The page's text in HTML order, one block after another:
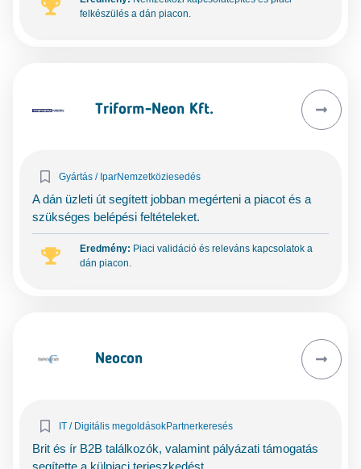
felkészülés a dán piacon.
Triform-Neon Kft.
Gyártás / IparNemzetköziesedés
A dán üzleti út segített jobban megérteni a piacot és a
szükséges belépési feltételeket.
Eredmény: Piaci validáció és releváns kapcsolatok a
dán piacon.
Neocon
IT / Digitális megoldásokPartnerkeresés
Brit és ír B2B találkozók, valamint pályázati támogatás
segítette a külpiaci terjeszkedést.